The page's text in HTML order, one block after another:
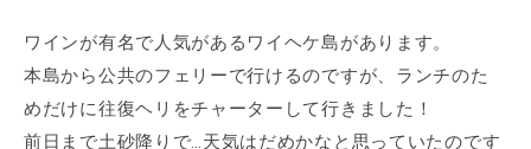
ワインが有名で人気があるワイヘケ島があります。
本島から公共のフェリーで行けるのですが、ランチのた
めだけに往復ヘリをチャーターして行きました！
前日まで土砂降りで…天気はだめかなと思っていたのです